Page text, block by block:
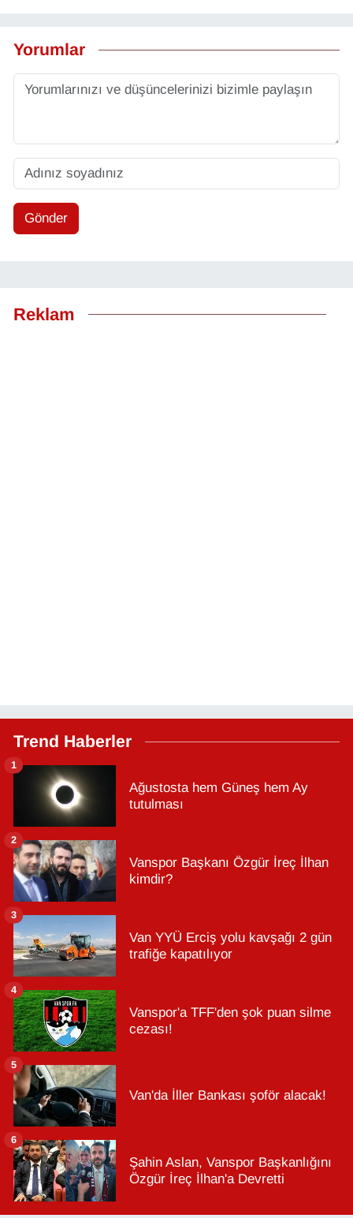
Yorumlar
Gönder
Reklam
Trend Haberler
Ağustosta hem Güneş hem Ay
tutulması
1
Vanspor Başkanı Özgür İreç İlhan
kimdir?
2
Van YYÜ Erciş yolu kavşağı 2 gün
trafiğe kapatılıyor
3
Vanspor'a TFF'den şok puan silme
cezası!
4
Van'da İller Bankası şoför alacak!
5
Şahin Aslan, Vanspor Başkanlığını
Özgür İreç İlhan'a Devretti
6